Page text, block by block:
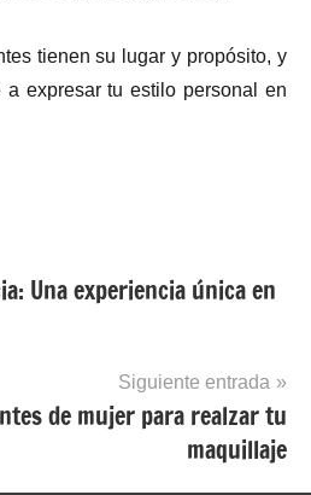
tienen su lugar y propósito, y
a expresar tu estilo personal en
Una experiencia única en
Siguiente entrada
de mujer para realzar tu
maquillaje